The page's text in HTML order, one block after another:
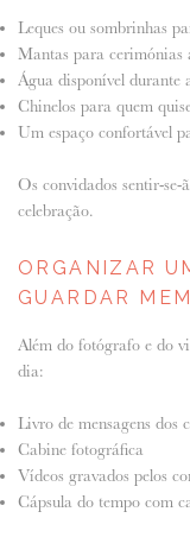
Leques ou sombrinhas
Mantas para cerimónias
Água disponível durante
Chinelos para quem
Um espaço confortável
Os convidados sentir-
celebração.
ORGANIZAR
GUARDAR
Além do fotógrafo e do
dia:
Livro de mensagens dos
Cabine fotográfica
Vídeos gravados pelos
Cápsula do tempo com